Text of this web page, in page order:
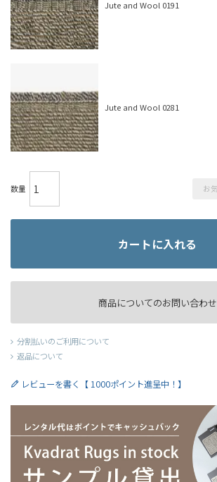
Jute and Wool 0191
Jute and Wool 0281
お
カートに入れる
商品についてのお問い合わせ
分割払いのご利用について
返品について
レビューを書く【 1000ポイント進呈中！】